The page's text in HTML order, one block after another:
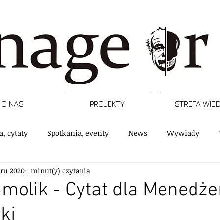
O NAS PROJEKTY STREFA
cytaty Spotkania, eventy News Wywiady
Podcast Inspiracje
- Cytat dla
2020 1 minut(y) czytania